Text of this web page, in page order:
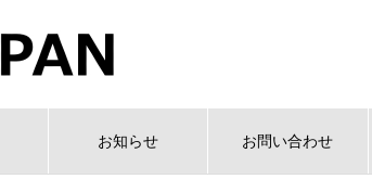
お知らせ お問い合わせ